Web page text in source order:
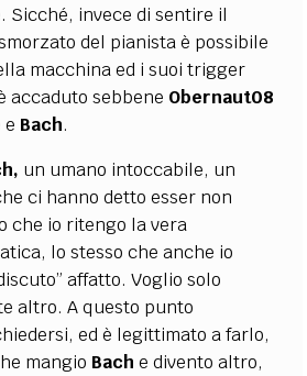
Sicché, invece di sentire il
del pianista è possibile
macchina ed i suoi trigger
accaduto sebbene Obernaut08
e Bach.
un umano intoccabile, un
ci hanno detto esser non
che io ritengo la vera
lo stesso che anche io
affatto. Voglio solo
altro. A questo punto
ed è legittimato a farlo,
mangio Bache divento altro,